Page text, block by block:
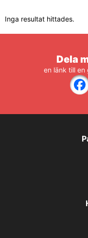
Inga resultat hittades.
Dela
en länk till